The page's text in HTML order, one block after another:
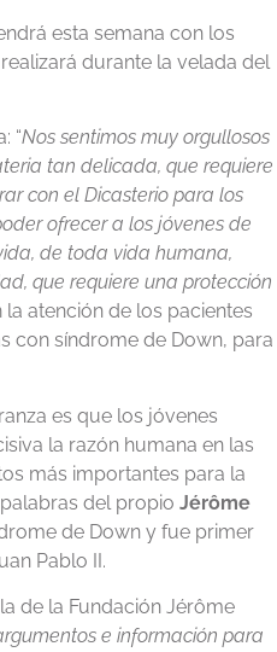
esta semana con los
durante la velada del
“Nos sentimos muy orgullosos
tan delicada, que requiere
con el Dicasterio para los
ofrecer a los jóvenes de
de toda vida humana,
que requiere una protección
la atención de los pacientes
con síndrome de Down, para
es que los jóvenes
la razón humana en las
más importantes para la
palabras del propio Jérôme
de Down y fue primer
Pablo II.
de la Fundación Jérôme
e información para